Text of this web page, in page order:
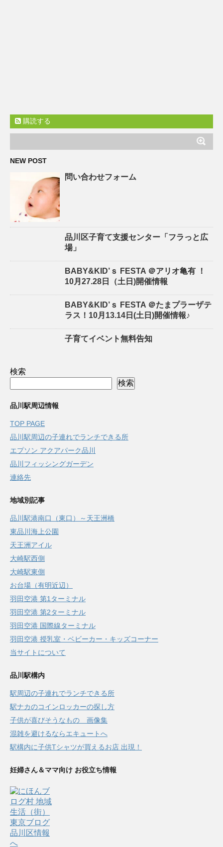
購読する
NEW POST
問い合わせフォーム
品川区子育て支援センター「フラっと広
場」
BABY&KID’ｓ FESTA ＠アリオ亀有 ！
10月27.28日（土日)開催情報
BABY&KID’ｓ FESTA ＠たまプラーザテ
ラス！10月13.14日(土日)開催情報♪
子育てイベント無料告知
検索
検索
品川駅周辺情報
TOP PAGE
品川駅周辺の子連れでランチできる所
エプソン アクアパーク品川
品川フィッシングガーデン
連絡先
地域別記事
品川駅港南口（東口）～天王洲橋
東品川海上公園
天王洲アイル
大崎駅西側
大崎駅東側
お台場（有明近辺）
羽田空港 第1ターミナル
羽田空港 第2ターミナル
羽田空港 国際線ターミナル
羽田空港 授乳室・ベビーカー・キッズコーナー
当サイトについて
品川駅構内
駅周辺の子連れでランチできる所
駅ナカのコインロッカーの探し方
子供が喜びそうなもの 画像集
混雑を避けるならエキュートへ
駅構内に子供Tシャツが買えるお店 出現！
妊婦さん＆ママ向け お役立ち情報